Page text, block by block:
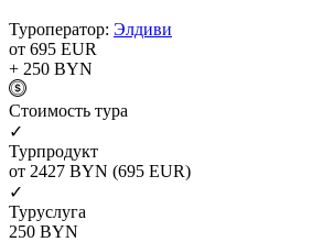
Туроператор: Элдиви
от 695 EUR
+ 250 BYN
Cтоимость тура
✓
Турпродукт
от 2427 BYN (695 EUR)
✓
Туруслуга
250 BYN